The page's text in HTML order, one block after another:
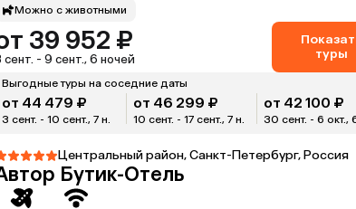
Можно с животными
39 952 ₽
сент. - 9 сент., 6 ночей
туры
Выгодные туры на соседние даты
от 44 479 ₽
3 сент. - 10 сент., 7 н.
от 46 299 ₽
10 сент. - 17 сент., 7 н.
от 42 100 ₽
30 сент. - 6 окт.,
Центральный район, Санкт-Петербург, Россия
Бутик-Отель